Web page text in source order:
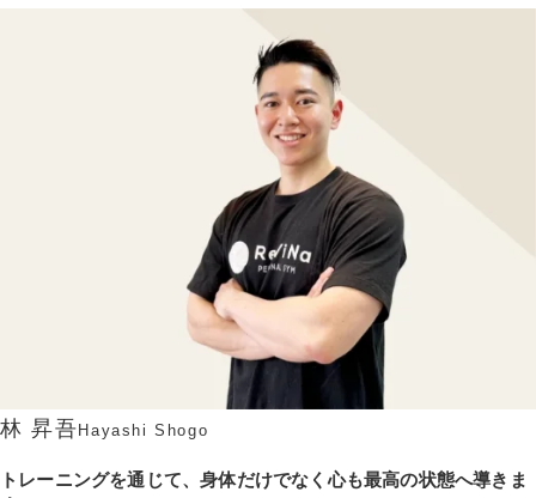
林 昇吾 Hayashi Shogo
トレーニングを通じて、身体だけでなく心も最高の状態へ導きま